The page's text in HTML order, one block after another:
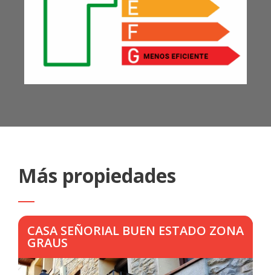
Más propiedades
CASA SEÑORIAL BUEN ESTADO ZONA
GRAUS